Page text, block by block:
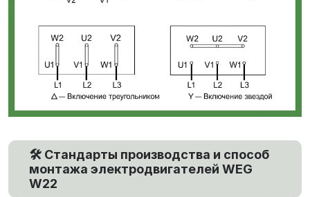
🛠️ Стандарты производства и способ
монтажа электродвигателей WEG
W22